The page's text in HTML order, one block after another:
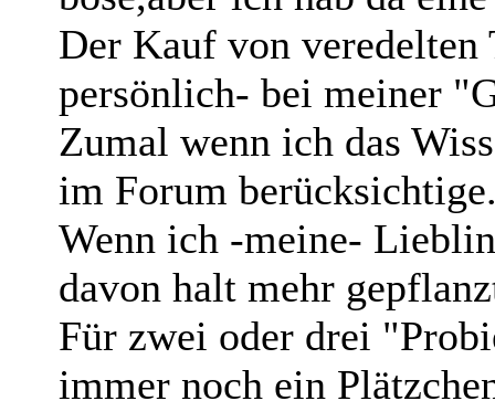
Der Kauf von veredelten
persönlich- bei meiner
Zumal wenn ich das
im Forum
Wenn ich -meine-
davon halt mehr
Für zwei oder drei
immer noch ein